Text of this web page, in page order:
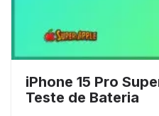
iPhone 15 Pro
Teste de Bateria